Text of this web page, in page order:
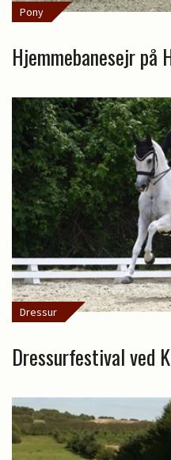
Pony
Hjemmebanesejr på
Dressur
Dressurfestival ved